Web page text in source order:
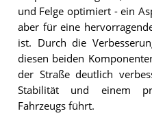
und Felge optimiert - ein
aber für eine
ist. Durch die
diesen beiden
der Straße deutlich
Stabilität und einem
Fahrzeugs führt.